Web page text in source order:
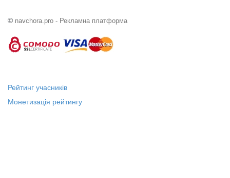
© navchora.pro - Рекламна платформа
Рейтинг учасників
Монетизація рейтингу